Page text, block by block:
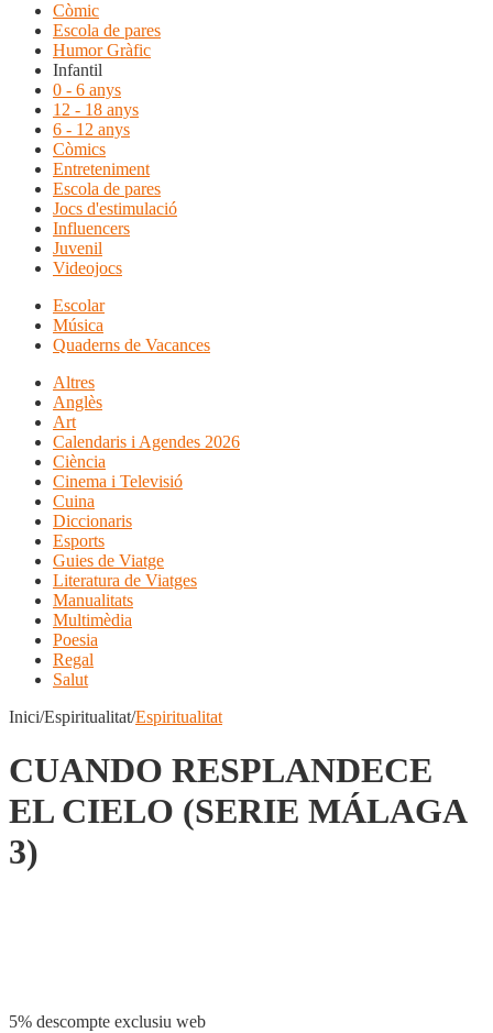
Còmic
Escola de pares
Humor Gràfic
Infantil
0 - 6 anys
12 - 18 anys
6 - 12 anys
Còmics
Entreteniment
Escola de pares
Jocs d'estimulació
Influencers
Juvenil
Videojocs
Escolar
Música
Quaderns de Vacances
Altres
Anglès
Art
Calendaris i Agendes 2026
Ciència
Cinema i Televisió
Cuina
Diccionaris
Esports
Guies de Viatge
Literatura de Viatges
Manualitats
Multimèdia
Poesia
Regal
Salut
Inici/Espiritualitat/Espiritualitat
CUANDO RESPLANDECE
EL CIELO (SERIE MÁLAGA
3)
5% descompte exclusiu web